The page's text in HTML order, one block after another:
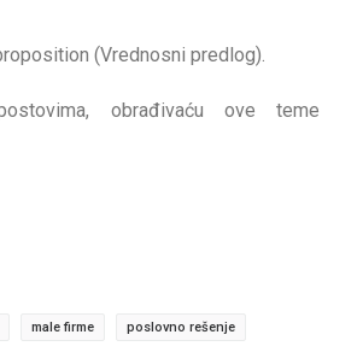
(Vrednosni predlog).
obrađivaću ove teme
male firme poslovno rešenje